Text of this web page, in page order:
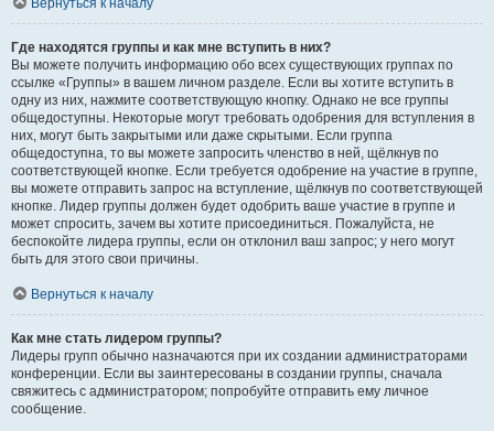
Вернуться к началу
Где находятся группы и как мне вступить в них?
Вы можете получить информацию обо всех существующих группах по
ссылке «Группы» в вашем личном разделе. Если вы хотите вступить в
одну из них, нажмите соответствующую кнопку. Однако не все группы
общедоступны. Некоторые могут требовать одобрения для вступления в
них, могут быть закрытыми или даже скрытыми. Если группа
общедоступна, то вы можете запросить членство в ней, щёлкнув по
соответствующей кнопке. Если требуется одобрение на участие в группе,
вы можете отправить запрос на вступление, щёлкнув по соответствующей
кнопке. Лидер группы должен будет одобрить ваше участие в группе и
может спросить, зачем вы хотите присоединиться. Пожалуйста, не
беспокойте лидера группы, если он отклонил ваш запрос; у него могут
быть для этого свои причины.
Вернуться к началу
Как мне стать лидером группы?
Лидеры групп обычно назначаются при их создании администраторами
конференции. Если вы заинтересованы в создании группы, сначала
свяжитесь с администратором; попробуйте отправить ему личное
сообщение.